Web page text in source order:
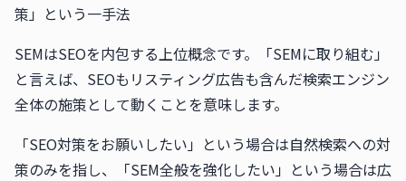
策」という一手法
SEMはSEOを内包する上位概念です。「SEMに取り組む」
と言えば、SEOもリスティング広告も含んだ検索エンジン
全体の施策として動くことを意味します。
「SEO対策をお願いしたい」という場合は自然検索への対
策のみを指し、「SEM全般を強化したい」という場合は広